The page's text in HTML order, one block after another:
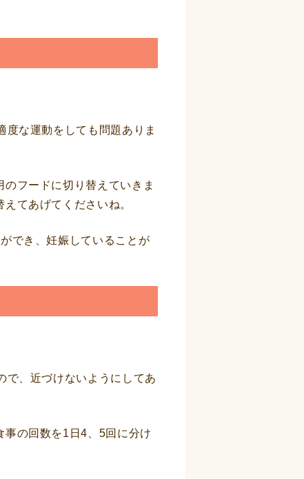
な運動をしても問題ありま
フードに切り替えていきま
てあげてくださいね。
でき、妊娠していることが
で、近づけないようにしてあ
の回数を1日4、5回に分け